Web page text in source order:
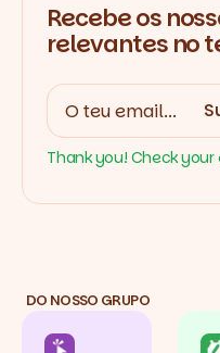
Recebe os
relevantes no
Thank you! Check
DO NOSSO GRUPO